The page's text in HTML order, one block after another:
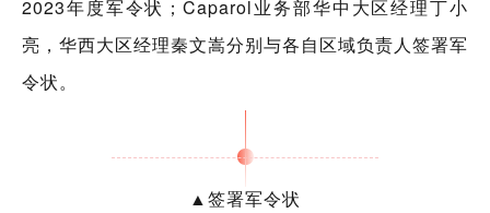
2023年度军令状；Caparol业务部华中大区经理丁小
亮，华西大区经理秦文嵩分别与各自区域负责人签署军
令状。
▲签署军令状